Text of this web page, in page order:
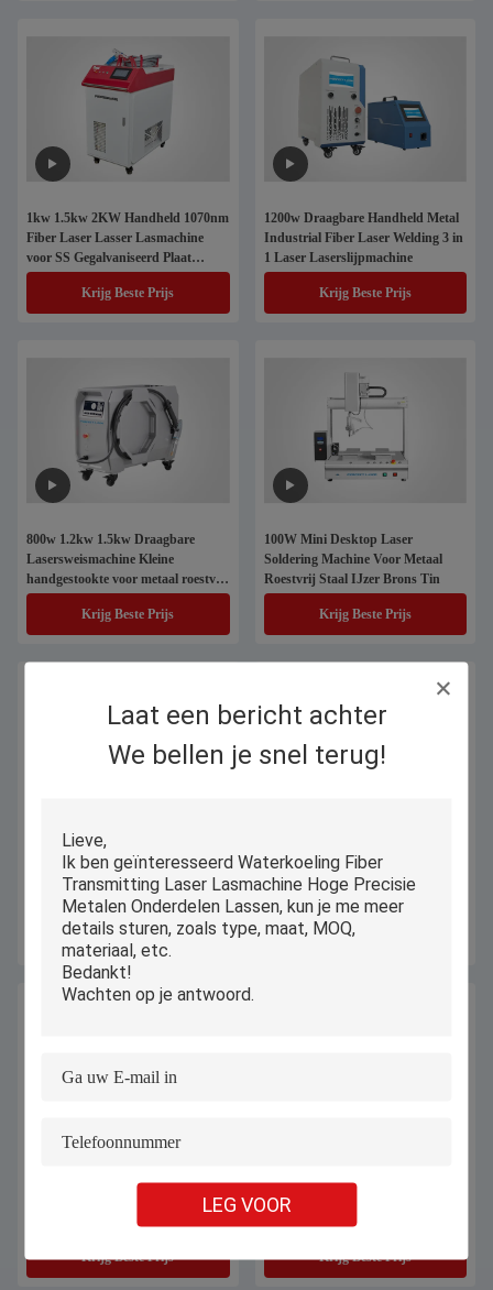
Laat een bericht achter
We bellen je snel terug!
LEG VOOR
1kw 1.5kw 2KW Handheld 1070nm
Fiber Laser Lasser Lasmachine
voor SS Gegalvaniseerd Plaat
Aluminium
Krijg Beste Prijs
1200w Draagbare Handheld Metal
Industrial Fiber Laser Welding 3 in
1 Laser Laserslijpmachine
Krijg Beste Prijs
800w 1.2kw 1.5kw Draagbare
Lasersweismachine Kleine
handgestookte voor metaal roestvrij
staal Brons Aluminium
Krijg Beste Prijs
100W Mini Desktop Laser
Soldering Machine Voor Metaal
Roestvrij Staal IJzer Brons Tin
Krijg Beste Prijs
100W lasersoldeermachine voor
sieraden ketting armband
waterkoeling
Krijg Beste Prijs
Goud Zilver Gevuld Sieraden Auto
Puntlassen Machine 100w 150w
Met Sieraden Microscoop
Krijg Beste Prijs
150w Juwelen zilver koper roestvrij
staal aluminium gegalvaniseerde
plaat goud laser soldering spot
Krijg Beste Prijs
Advertentiebrief
Lasersweismachine-apparatuur
9KW 0,5-40Hz Voor Led-lichte
Krijg Beste Prijs